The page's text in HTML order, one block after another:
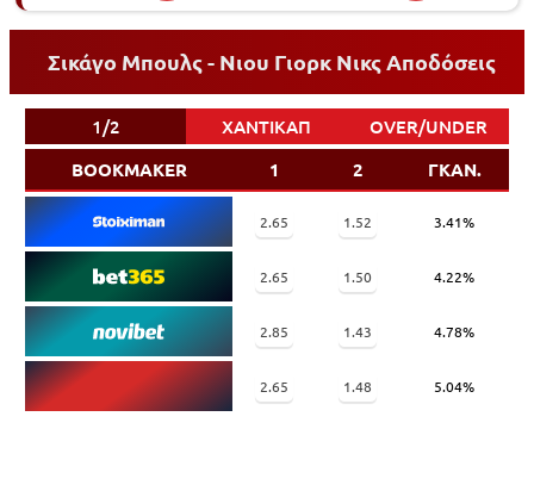
Σικάγο Μπουλς - Νιου Γιορκ Νικς Αποδόσεις
1/2 ΧΑΝΤΙΚΑΠ
OVER/UNDER
BOOKMAKER
1 2 ΓΚΑΝ.
2.65 1.52 3.41%
2.65 1.50 4.22%
2.85 1.43 4.78%
2.65 1.48 5.04%